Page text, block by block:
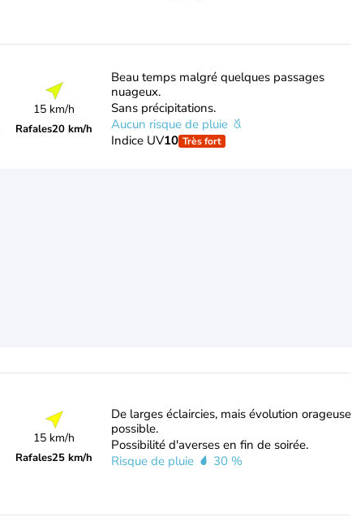
15 km/h
Rafales20 km/h
Beau temps malgré quelques passages
nuageux.
Sans précipitations.
Aucun risque de pluie
Indice UV10 Très fort
15 km/h
Rafales25 km/h
De larges éclaircies, mais évolution orageuse
possible.
Possibilité d'averses en fin de soirée.
Risque de pluie
30 %